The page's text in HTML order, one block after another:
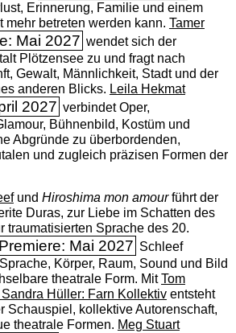
Erinnerung, Familie und einem
mehr betreten werden kann. Tamer
Mai 2027 wendet sich der
Plötzensee zu und fragt nach
Gewalt, Männlichkeit, Stadt und der
anderen Blicks. Leila Hekmat
2027 verbindet Oper,
Bühnenbild, Kostüm und
Abgründe zu überbordenden,
und zugleich präzisen Formen der
und Hiroshima mon amourführt der
Duras, zur Liebe im Schatten des
traumatisierten Sprache des 20.
Premiere: Mai 2027 Schleef
Körper, Raum, Sound und Bild
theatrale Form. MitTom
Hüller: Farn Kollektiventsteht
Schauspiel, kollektive Autorenschaft,
theatrale Formen. Meg Stuart